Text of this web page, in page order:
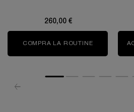
260,00 €
COMPRA LA ROUTINE LA VIE EST